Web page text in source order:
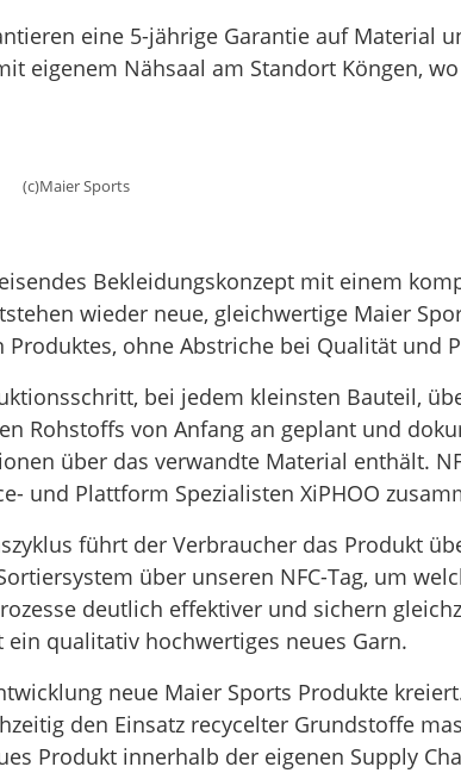
eine 5-jährige Garantie auf Material
eigenem Nähsaal am Standort Köngen,
(c)Maier Sports
Bekleidungskonzept mit einem
wieder neue, gleichwertige Maier
ohne Abstriche bei Qualität und
bei jedem kleinsten Bauteil,
Rohstoffs von Anfang an geplant und
über das verwandte Material enthält.
und Plattform Spezialisten XiPHOO
führt der Verbraucher das Produkt
über unseren NFC-Tag, um
deutlich effektiver und sichern
qualitativ hochwertiges neues Garn.
neue Maier Sports Produkte
den Einsatz recycelter Grundstoffe
Produkt innerhalb der eigenen Supply